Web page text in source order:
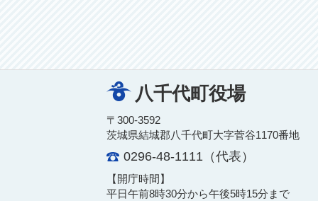
八千代町役場
〒300-3592
茨城県結城郡八千代町大字菅谷1170番地
0296-48-1111（代表）
【開庁時間】
平日午前8時30分から午後5時15分まで